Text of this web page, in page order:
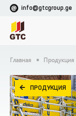
info@gtcgroup.ge
Главная Продукция
ПРОДУКЦИЯ